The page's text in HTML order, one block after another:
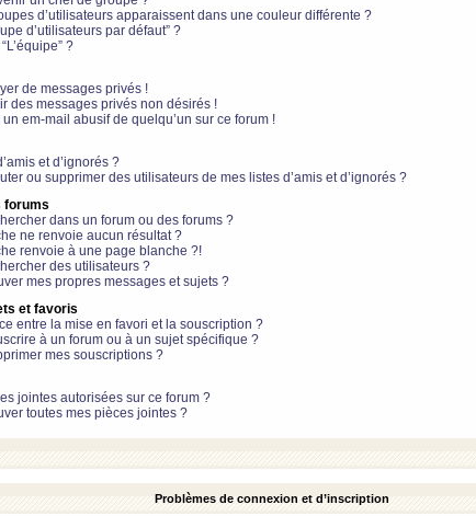
d’utilisateurs apparaissent dans une couleur différente ?
d’utilisateurs par défaut” ?
?
de messages privés !
des messages privés non désirés !
em-mail abusif de quelqu’un sur ce forum !
et d’ignorés ?
ou supprimer des utilisateurs de mes listes d’amis et d’ignorés ?
forums
dans un forum ou des forums ?
ne renvoie aucun résultat ?
renvoie à une page blanche ?!
des utilisateurs ?
mes propres messages et sujets ?
et favoris
entre la mise en favori et la souscription ?
à un forum ou à un sujet spécifique ?
mes souscriptions ?
jointes autorisées sur ce forum ?
toutes mes pièces jointes ?
Problèmes de connexion et d’inscription